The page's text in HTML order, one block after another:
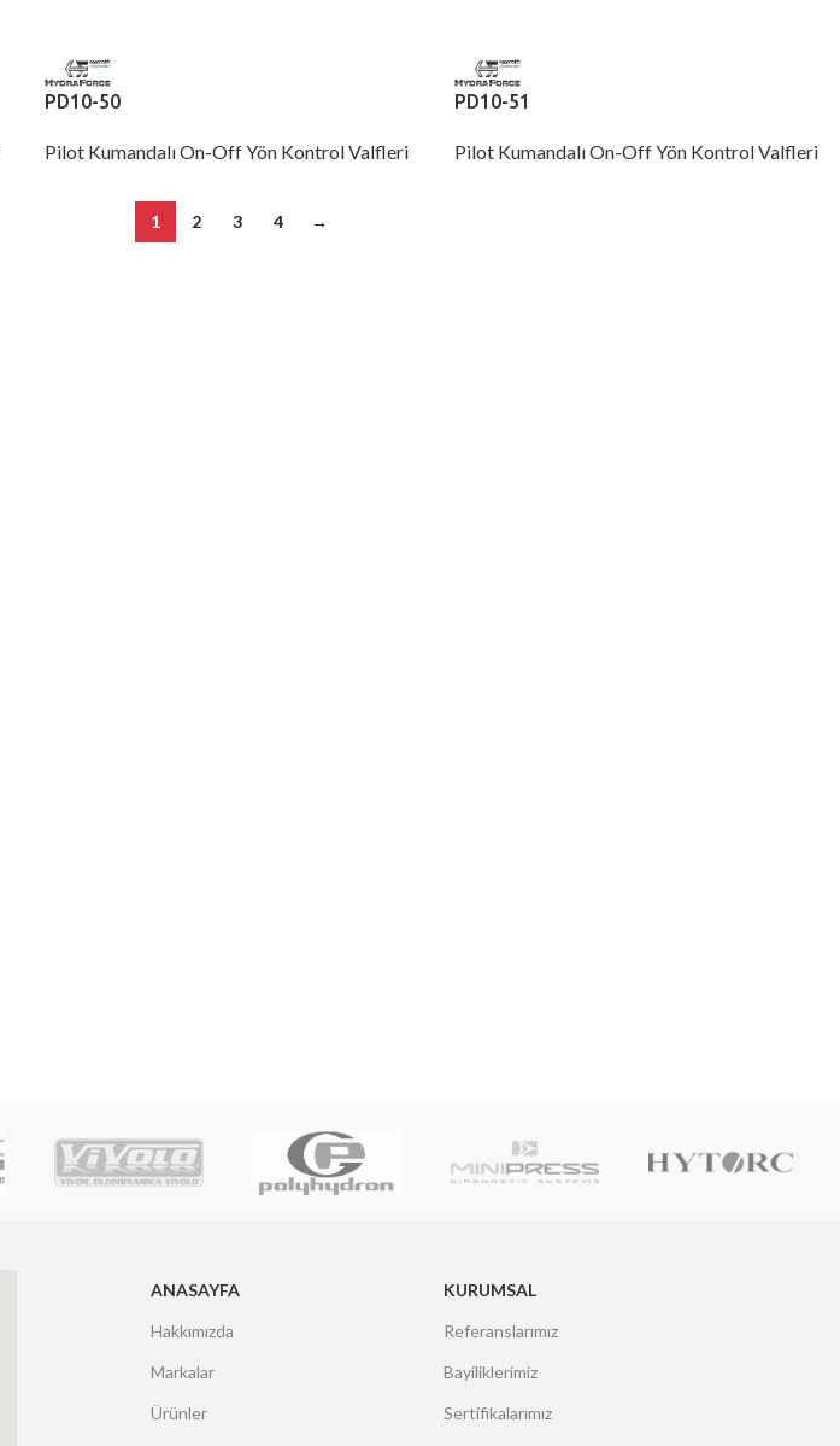
PD10-50
Pilot Kumandalı On-Off Yön Kontrol Valfleri
PD10-51
Pilot Kumandalı On-Off Yön Kontrol Valfleri
1 2 3 4 →
ANASAYFA
Hakkımızda
Markalar
Ürünler
KURUMSAL
Referanslarımız
Bayiliklerimiz
Sertifikalarımız